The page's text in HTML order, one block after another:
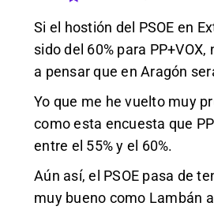
Si el hostión del PSOE en
sido del 60% para
a pensar que en Aragón
Yo que me he vuelto muy
como esta encuesta que
entre el 55% y el 60%.
Aún así, el PSOE pasa de
muy bueno como Lambán